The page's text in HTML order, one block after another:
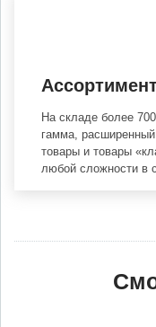
На складе более
гамма,
товары и товары
любой сложности в